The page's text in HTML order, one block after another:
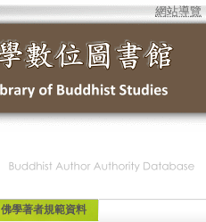
網站導覽
佛學著者規範資料